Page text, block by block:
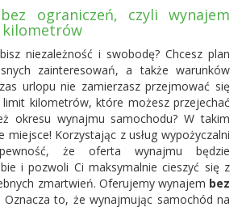
ograniczeń, czyli wynajem
niezależność i swobodę? Chcesz plan
zainteresowań, a także warunków
urlopu nie zamierzasz przejmować się
kilometrów, które możesz przejechać
okresu wynajmu samochodu? W takim
miejsce! Korzystając z usług wypożyczalni
że oferta wynajmu będzie
i pozwoli Ci maksymalnie cieszyć się z
zmartwień. Oferujemy wynajem bez
Oznacza to, że wynajmując samochód na